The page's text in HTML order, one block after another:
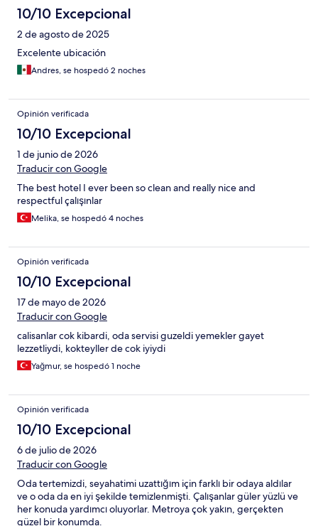
10/10 Excepcional
2 de agosto de 2025
Excelente ubicación
Andres, se hospedó 2 noches
Opinión verificada
10/10 Excepcional
1 de junio de 2026
Traducir con Google
The best hotel I ever been so clean and really nice and
respectful çalışınlar
Melika, se hospedó 4 noches
Opinión verificada
10/10 Excepcional
17 de mayo de 2026
Traducir con Google
calisanlar cok kibardi, oda servisi guzeldi yemekler gayet
lezzetliydi, kokteyller de cok iyiydi
Yağmur, se hospedó 1 noche
Opinión verificada
10/10 Excepcional
6 de julio de 2026
Traducir con Google
Oda tertemizdi, seyahatimi uzattığım için farklı bir odaya aldılar
ve o oda da en iyi şekilde temizlenmişti. Çalışanlar güler yüzlü ve
her konuda yardımcı oluyorlar. Metroya çok yakın, gerçekten
güzel bir konumda.